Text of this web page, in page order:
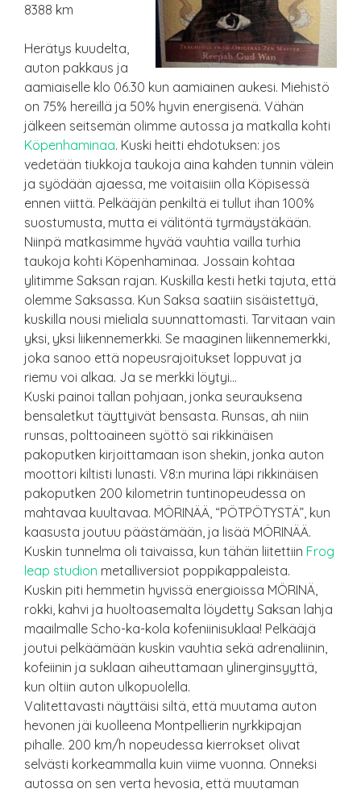
8388 km
Herätys kuudelta,
auton pakkaus ja
aamiaiselle klo 06.30 kun aamiainen aukesi. Miehistö
on 75% hereillä ja 50% hyvin energisenä. Vähän
jälkeen seitsemän olimme autossa ja matkalla kohti
Köpenhaminaa. Kuski heitti ehdotuksen: jos
vedetään tiukkoja taukoja aina kahden tunnin välein
ja syödään ajaessa, me voitaisiin olla Köpisessä
ennen viittä. Pelkääjän penkiltä ei tullut ihan 100%
suostumusta, mutta ei välitöntä tyrmäystäkään.
Niinpä matkasimme hyvää vauhtia vailla turhia
taukoja kohti Köpenhaminaa. Jossain kohtaa
ylitimme Saksan rajan. Kuskilla kesti hetki tajuta, että
olemme Saksassa. Kun Saksa saatiin sisäistettyä,
kuskilla nousi mieliala suunnattomasti. Tarvitaan vain
yksi, yksi liikennemerkki. Se maaginen liikennemerkki,
joka sanoo että nopeusrajoitukset loppuvat ja
riemu voi alkaa. Ja se merkki löytyi…
Kuski painoi tallan pohjaan, jonka seurauksena
bensaletkut täyttyivät bensasta. Runsas, ah niin
runsas, polttoaineen syöttö sai rikkinäisen
pakoputken kirjoittamaan ison shekin, jonka auton
moottori kiltisti lunasti. V8:n murina läpi rikkinäisen
pakoputken 200 kilometrin tuntinopeudessa on
mahtavaa kuultavaa. MÖRINÄÄ, “PÖTPÖTYSTÄ”, kun
kaasusta joutuu päästämään, ja lisää MÖRINÄÄ.
Kuskin tunnelma oli taivaissa, kun tähän liitettiin Frog
leap studion metalliversiot poppikappaleista.
Kuskin piti hemmetin hyvissä energioissa MÖRINÄ,
rokki, kahvi ja huoltoasemalta löydetty Saksan lahja
maailmalle Scho-ka-kola kofeniinisuklaa! Pelkääjä
joutui pelkäämään kuskin vauhtia sekä adrenaliinin,
kofeiinin ja suklaan aiheuttamaan ylinerginsyyttä,
kun oltiin auton ulkopuolella.
Valitettavasti näyttäisi siltä, että muutama auton
hevonen jäi kuolleena Montpellierin nyrkkipajan
pihalle. 200 km/h nopeudessa kierrokset olivat
selvästi korkeammalla kuin viime vuonna. Onneksi
autossa on sen verta hevosia, että muutaman